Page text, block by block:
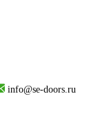
info@se-doors.ru